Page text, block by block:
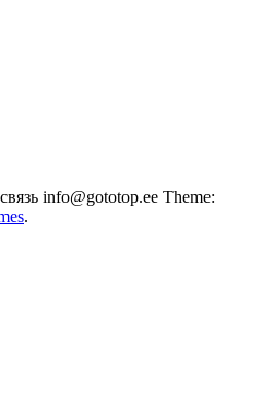
info@gototop.ee Theme:
.